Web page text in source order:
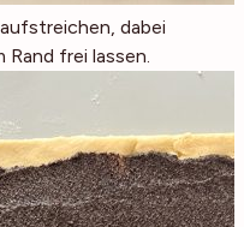
dabei
Rand frei lassen.